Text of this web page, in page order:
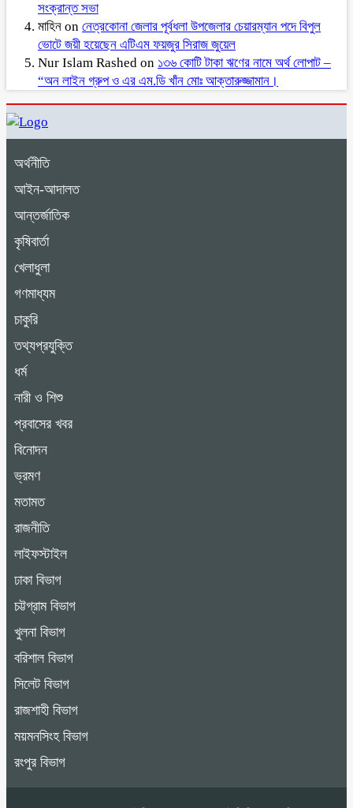
সংক্রান্ত সভা
মাহিন on নেত্রকোনা জেলার পূর্বধলা উপজেলার চেয়ারম্যান পদে বিপুল
ভোটে জয়ী হয়েছেন এটিএম ফয়জুর সিরাজ জুয়েল
Nur Islam Rashed on ১৩৬ কোটি টাকা ঋণের নামে অর্থ লোপাট –
“অন লাইন গ্রুপ ও এর এম.ডি খাঁন মোঃ আক্তারুজ্জামান।
অর্থনীতি
আইন-আদালত
আন্তর্জাতিক
কৃষিবার্তা
খেলাধুলা
গণমাধ্যম
চাকুরি
তথ্যপ্রযুক্তি
ধর্ম
নারী ও শিশু
প্রবাসের খবর
বিনোদন
ভ্রমণ
মতামত
রাজনীতি
লাইফস্টাইল
ঢাকা বিভাগ
চট্টগ্রাম বিভাগ
খুলনা বিভাগ
বরিশাল বিভাগ
সিলেট বিভাগ
রাজশাহী বিভাগ
ময়মনসিংহ বিভাগ
রংপুর বিভাগ